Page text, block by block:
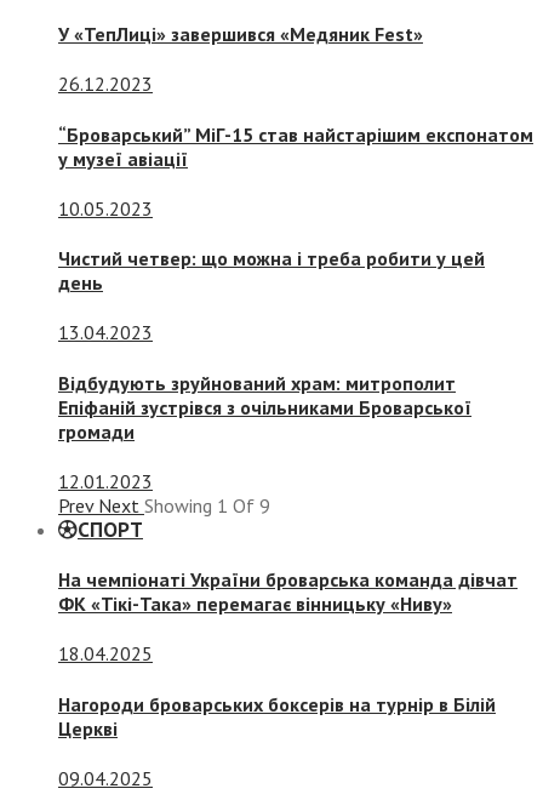
У «ТепЛиці» завершився «Медяник Fest»
26.12.2023
“Броварський” МіГ-15 став найстарішим експонатом
у музеї авіації
10.05.2023
Чистий четвер: що можна і треба робити у цей
день
13.04.2023
Відбудують зруйнований храм: митрополит
Епіфаній зустрівся з очільниками Броварської
громади
12.01.2023
Prev Next Showing 1 Of 9
СПОРТ
На чемпіонаті України броварська команда дівчат
ФК «Тікі-Така» перемагає вінницьку «Ниву»
18.04.2025
Нагороди броварських боксерів на турнір в Білій
Церкві
09.04.2025